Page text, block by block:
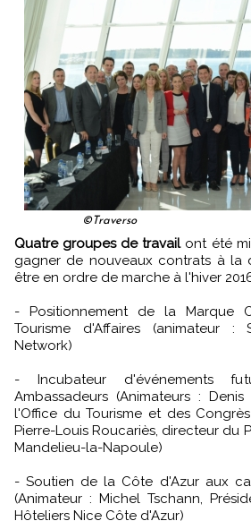
©Traverso
Quatre groupes de travailont été
gagner de nouveaux contrats à la
être en ordre de marche à l'hiver
- Positionnement de la Marque
Tourisme d'Affaires (animateur :
Network)
- Incubateur d'événements
Ambassadeurs (Animateurs :
l'Office du Tourisme et des
Pierre-Louis Roucariès, directeur du
Mandelieu-la-Napoule)
- Soutien de la Côte d'Azur aux
(Animateur : Michel Tschann,
Hôteliers Nice Côte d'Azur)